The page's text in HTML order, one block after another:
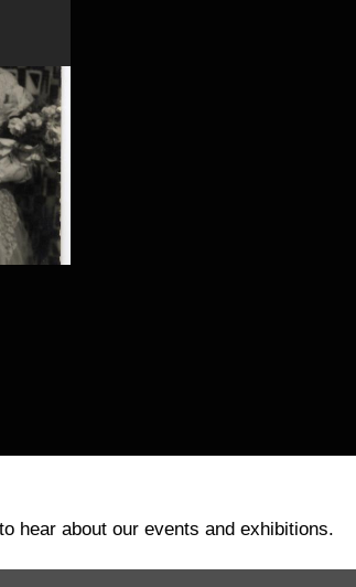
hear about our events and exhibitions.